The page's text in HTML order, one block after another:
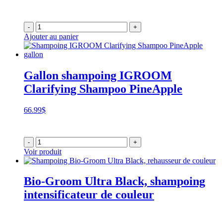
23.99$
à
- +
Ajouter au panier
Gallon shampoing IGROOM
Clarifying Shampoo PineApple
66.99$
- +
Voir produit
Bio-Groom Ultra Black, shampoing
intensificateur de couleur